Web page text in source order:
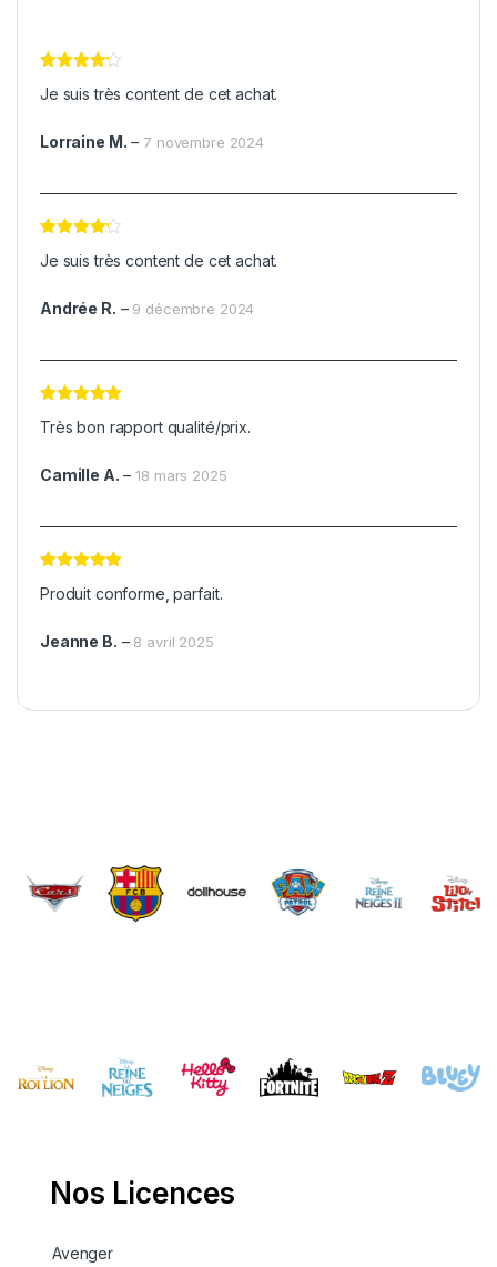
sur 5
Je suis très content de cet achat.
Lorraine M. – 7 novembre 2024
sur 5
Je suis très content de cet achat.
Andrée R. – 9 décembre 2024
5
Très bon rapport qualité/prix.
Camille A. –18 mars 2025
5
Produit conforme, parfait.
Jeanne B. – 8 avril 2025
Brands Carousel
Nos Licences
Avenger